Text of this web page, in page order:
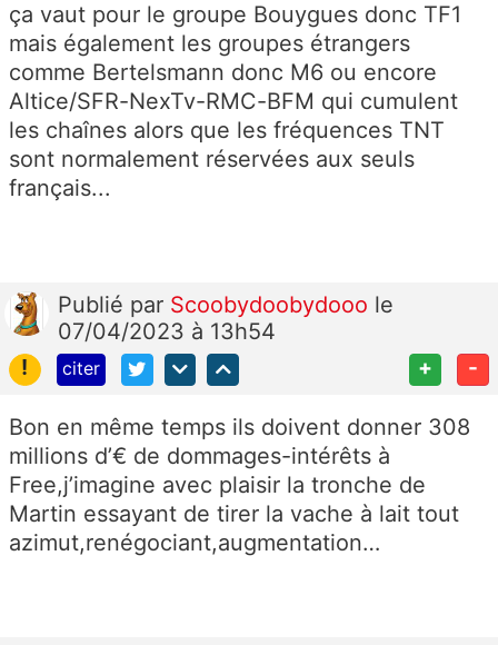
ça vaut pour le groupe Bouygues donc TF1
mais également les groupes étrangers
comme Bertelsmann donc M6 ou encore
Altice/SFR-NexTv-RMC-BFM qui cumulent
les chaînes alors que les fréquences TNT
sont normalement réservées aux seuls
français...
Publié par Scoobydoobydooo le
07/04/2023 à 13h54
!
citer + -
Bon en même temps ils doivent donner 308
millions d’€ de dommages-intérêts à
Free,j’imagine avec plaisir la tronche de
Martin essayant de tirer la vache à lait tout
azimut,renégociant,augmentation…